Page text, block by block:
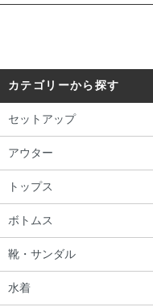
カテゴリーから探す
セットアップ
アウター
トップス
ボトムス
靴・サンダル
水着